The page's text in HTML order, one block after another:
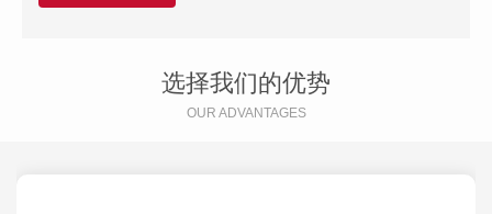
选择我们的优势
OUR ADVANTAGES